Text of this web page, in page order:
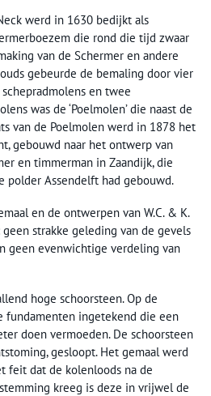
werd in 1630 bedijkt als
die rond die tijd zwaar
van de Schermer en andere
gebeurde de bemaling door vier
en twee
was de ‘Poelmolen’ die naast de
van de Poelmolen werd in 1878 het
gebouwd naar het ontwerp van
en timmerman in Zaandijk, die
polder Assendelft had gebouwd.
en de ontwerpen van W.C. & K.
strakke geleding van de gevels
geen evenwichtige verdeling van
hoge schoorsteen. Op de
fundamenten ingetekend die een
doen vermoeden. De schoorsteen
gesloopt. Het gemaal werd
feit dat de kolenloods na de
kreeg is deze in vrijwel de